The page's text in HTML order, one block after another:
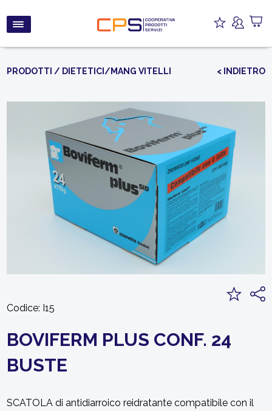
PRODOTTI / DIETETICI/MANG VITELLI < INDIETRO
Codice: I15
BOVIFERM PLUS CONF. 24
BUSTE
SCATOLA di antidiarroico reidratante compatibile con il